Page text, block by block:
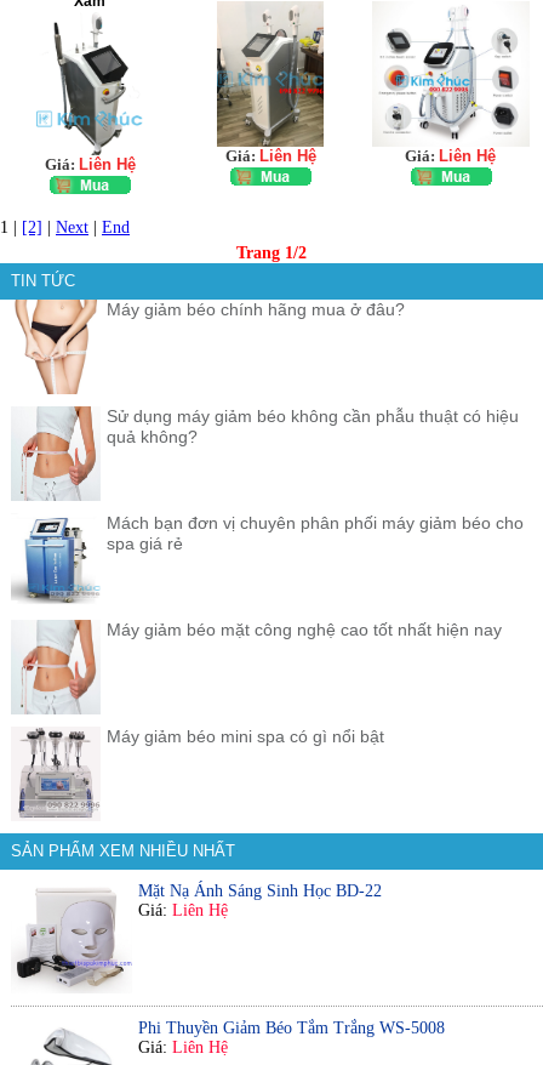
Giá: Liên Hệ Giá: Liên Hệ Giá: Liên Hệ
1 | [2] Next
End
Trang 1/2
TIN TỨC
Máy giảm béo chính hãng mua ở đâu?
Sử dụng máy giảm béo không cần phẫu thuật có hiệu
quả không?
Mách bạn đơn vị chuyên phân phối máy giảm béo cho
spa giá rẻ
Máy giảm béo mặt công nghệ cao tốt nhất hiện nay
Máy giảm béo mini spa có gì nổi bật
SẢN PHẨM XEM NHIỀU NHẤT
Mặt Nạ Ánh Sáng Sinh Học BD-22
Giá: Liên Hệ
Phi Thuyền Giảm Béo Tắm Trắng WS-5008
Giá: Liên Hệ